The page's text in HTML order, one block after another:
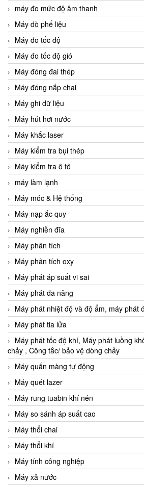
máy đo mức độ âm thanh
Máy dò phế liệu
Máy đo tốc độ
Máy đo tốc độ gió
Máy đóng đai thép
Máy đóng nắp chai
Máy ghi dữ liệu
Máy hút hơi nước
Máy khắc laser
Máy kiểm tra bụi thép
Máy kiểm tra ô tô
máy làm lạnh
Máy móc & Hệ thống
Máy nạp ắc quy
Máy nghiền đĩa
Máy phân tích
Máy phân tích oxy
Máy phát áp suất vi sai
Máy phát đa năng
Máy phát nhiệt độ và độ ẩm, máy phát
Máy phát tia lửa
Máy phát tốc độ khí, Máy phát luồng
chảy , Công tắc/ bảo vệ dòng chảy
Máy quấn màng tự động
Máy quét lazer
Máy rung tuabin khí nén
Máy so sánh áp suất cao
Máy thổi chai
Máy thổi khí
Máy tính công nghiệp
Máy xả nước